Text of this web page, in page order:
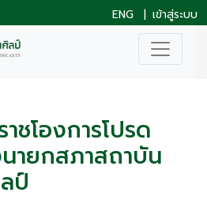
ENG | เข้าสู่ระบบ
ชโองการโปรด
ายกสภาสถาบัน
ป์